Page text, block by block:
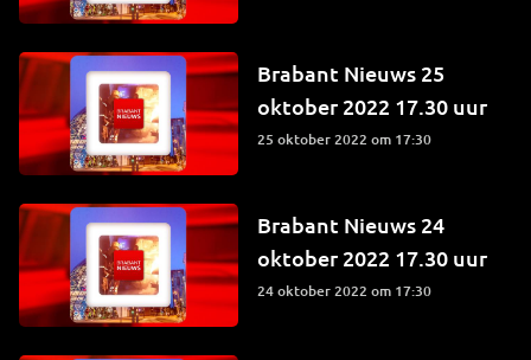
Brabant Nieuws 25
oktober 2022 17.30 uur
25 oktober 2022 om 17:30
Brabant Nieuws 24
oktober 2022 17.30 uur
24 oktober 2022 om 17:30